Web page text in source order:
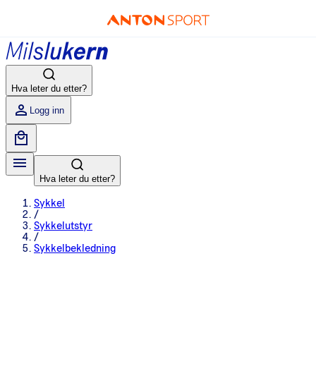
Hva leter du etter?
Logg inn
Hva leter du etter?
Sykkel
/
Sykkelutstyr
/
Sykkelbekledning